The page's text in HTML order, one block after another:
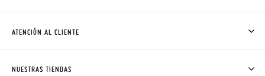
CÓMO COMPRAR
ATENCIÓN AL CLIENTE
NUESTRAS TIENDAS